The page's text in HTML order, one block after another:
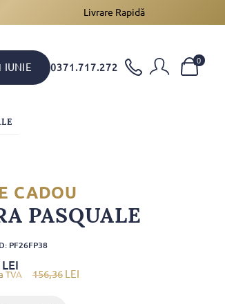
Livrare Rapidă
IUNIE 0371.717.272
0
CADOU
PASQUALE
PF26FP38
156,36 LEI
LEI